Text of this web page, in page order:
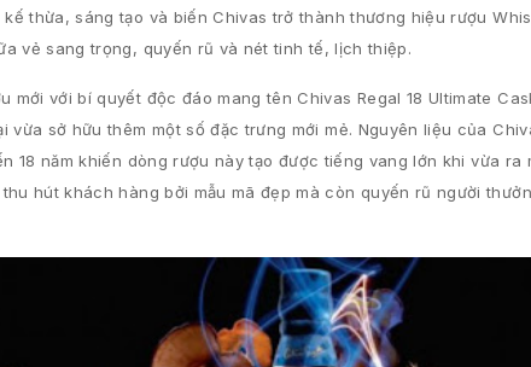
thừa, sáng tạo và biến Chivas trở thành thương hiệu rượu
vẻ sang trọng, quyến rũ và nét tinh tế, lịch thiệp.
mới với bí quyết độc đáo mang tên Chivas Regal 18 Ultimate
sở hữu thêm một số đặc trưng mới mẻ. Nguyên liệu của
18 năm khiến dòng rượu này tạo được tiếng vang lớn khi vừa ra
hút khách hàng bởi mẫu mã đẹp mà còn quyến rũ người